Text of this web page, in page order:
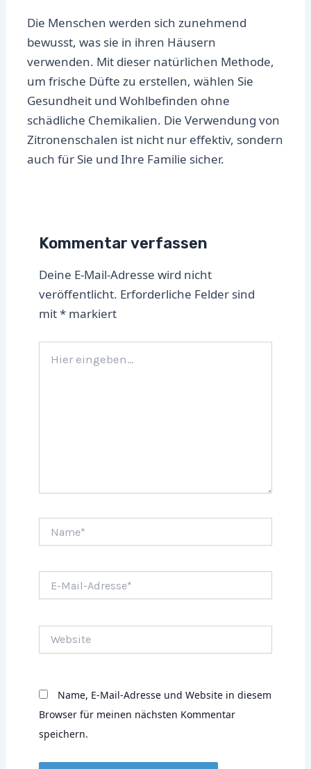
Die Menschen werden sich zunehmend
bewusst, was sie in ihren Häusern
verwenden. Mit dieser natürlichen Methode,
um frische Düfte zu erstellen, wählen Sie
Gesundheit und Wohlbefinden ohne
schädliche Chemikalien. Die Verwendung von
Zitronenschalen ist nicht nur effektiv, sondern
auch für Sie und Ihre Familie sicher.
Kommentar verfassen
Deine E-Mail-Adresse wird nicht
veröffentlicht. Erforderliche Felder sind
mit* markiert
eingeben…
Mail-
Name, E-Mail-Adresse und Website in diesem
Browser für meinen nächsten Kommentar
speichern.